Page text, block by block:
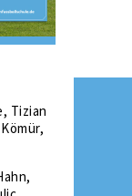
Tizian